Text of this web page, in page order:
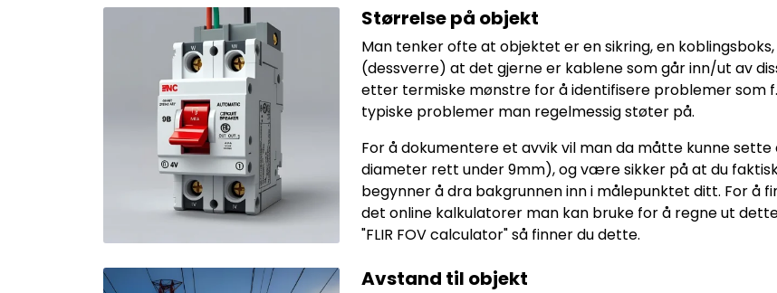
Størrelse på objekt
Man tenker ofte at objektet er en sikring, en
(dessverre) at det gjerne er kablene som går inn/ut av
etter termiske mønstre for å identifisere problemer som
typiske problemer man regelmessig støter på.
For å dokumentere et avvik vil man da måtte kunne
diameter rett under 9mm), og være sikker på at du
begynner å dra bakgrunnen inn i målepunktet ditt. For å
det online kalkulatorer man kan bruke for å regne ut
"FLIR FOV calculator" så finner du dette.
Avstand til objekt